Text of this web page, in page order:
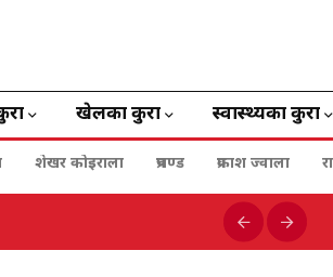
खेलका कुरा स्वास्थ्यका कुरा
शेखर कोइराला प्रचण्ड प्रकाश ज्वाला